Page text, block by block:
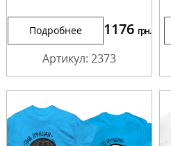
Подробнее 1176 грн.
Артикул: 2373